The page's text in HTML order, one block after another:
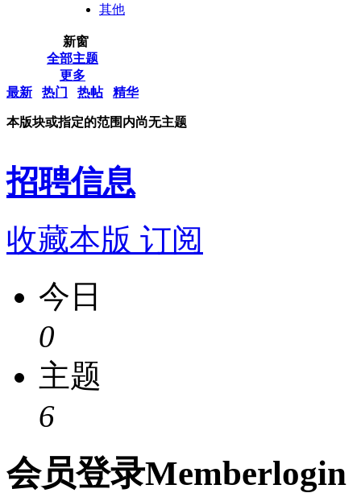
其他
新窗
全部主题
更多
最新
热门 热帖 精华
本版块或指定的范围内尚无主题
招聘信息
收藏本版 订阅
今日
0
主题
6
会员登录Memberlogin